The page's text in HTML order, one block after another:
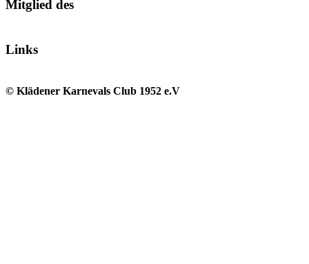
Mitglied des
Links
© Klädener Karnevals Club 1952 e.V